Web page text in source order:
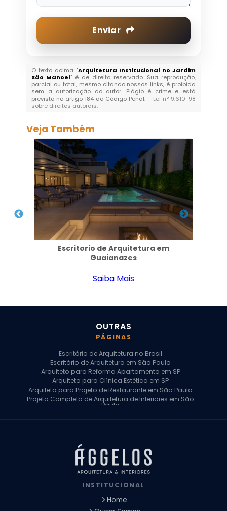
Enviar
O texto acima "Arquitetura Institucional no Jardim
São Manoel" é de direito reservado. Sua reprodução,
parcial ou total, mesmo citando nossos links, é proibida
sem a autorização do autor. Plágio é crime e está
previsto no artigo 184 do Código Penal. – Lei n° 9.610-98
sobre direitos autorais.
Veja Também
Escritorio de Arquitetura em
Guaianazes
Saiba Mais
OUTRAS
PÁGINAS
Escritório de Arquitetura no Brasil
Escritório de Arquitetura em São Paulo
Arquiteto para Reforma Apartamento em SP
Arquiteto para Clínica Estética em SP
Arquiteto para Projeto de Restaurante em São Paulo
Projeto Completo de Arquitetura de Interiores em São
Paulo
Arquiteto para Projeto Comercial em São Paulo
Arquiteto Comercial
Arquiteto para Reforma de Apartamento
Arquiteto para Reforma Residencial
Arquitetura para Reforma de Casas
Design de Interiores Apartamentos
INSTITUCIONAL
Home